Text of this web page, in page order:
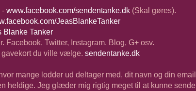
- www.facebook.com/sendentanke.dk (Skal gøres).
JeasBlankeTanker
Blanke Tanker
Twitter, Instagram, Blog, G+ osv.
du ville vælge. sendentanke.dk
mange lodder ud deltager med, dit navn og din email
heldige. Jeg glæder mig rigtig meget til at kunne sende